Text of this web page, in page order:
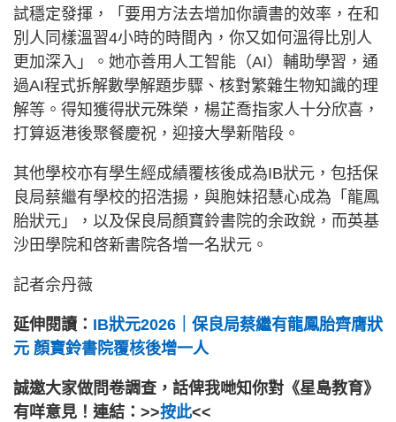
試穩定發揮，「要用方法去增加你讀書的效率，在和
別人同樣溫習4小時的時間內，你又如何溫得比別人
更加深入」。她亦善用人工智能（AI）輔助學習，通
過AI程式拆解數學解題步驟、核對繁雜生物知識的理
解等。得知獲得狀元殊榮，楊芷喬指家人十分欣喜，
打算返港後聚餐慶祝，迎接大學新階段。
其他學校亦有學生經成績覆核後成為IB狀元，包括保
良局蔡繼有學校的招浩揚，與胞妹招慧心成為「龍鳳
胎狀元」，以及保良局顏寶鈴書院的余政銳，而英基
沙田學院和啓新書院各增一名狀元。
記者佘丹薇
延伸閱讀： IB狀元2026｜保良局蔡繼有龍鳳胎齊膺狀
元 顏寶鈴書院覆核後增一人
誠邀大家做問卷調查，話俾我哋知你對《星島教育》
有咩意見！連結：>>按此<<